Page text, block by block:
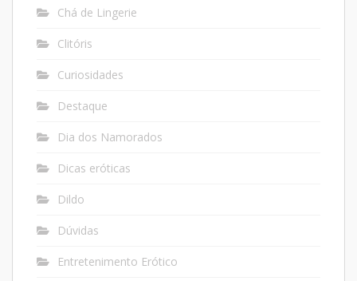
Chá de Lingerie
Clitóris
Curiosidades
Destaque
Dia dos Namorados
Dicas eróticas
Dildo
Dúvidas
Entretenimento Erótico